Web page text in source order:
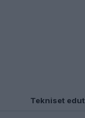
Tekniset edut